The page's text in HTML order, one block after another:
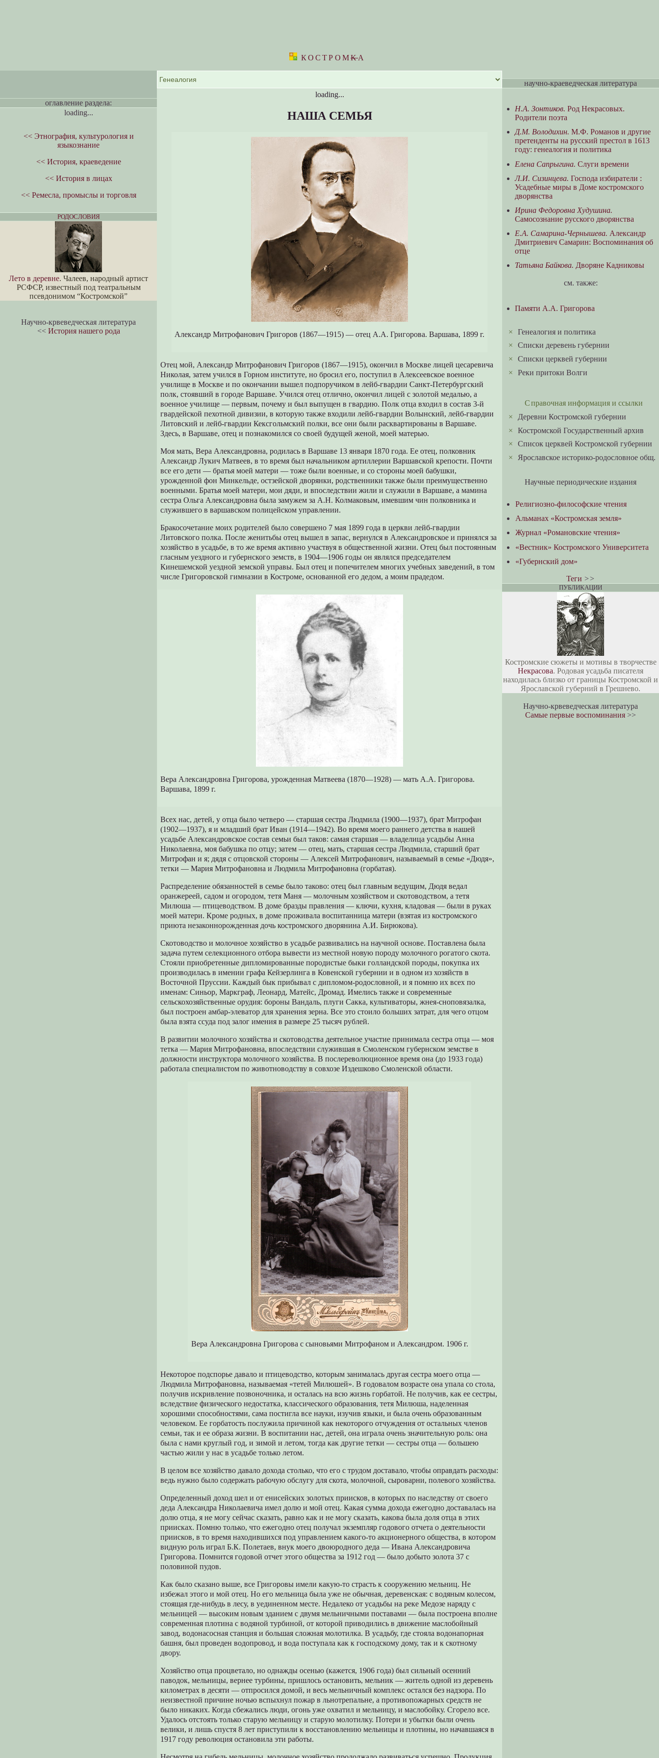
КОСТРОМKА
loading...
НАША СЕМЬЯ
Александр Митрофанович Григоров (1867—1915) — отец А.А. Григорова. Варшава, 1899 г.
Отец мой, Александр Митрофанович Григоров (1867—1915), окончил в Москве лицей цесаревича
Николая, затем учился в Горном институте, но бросил его, поступил в Алексеевское военное
училище в Москве и по окончании вышел подпоручиком в лейб-гвардии Санкт-Петербургский
полк, стоявший в городе Варшаве. Учился отец отлично, окончил лицей с золотой медалью, а
военное училище — первым, почему и был выпущен в гвардию. Полк отца входил в состав 3-й
гвардейской пехотной дивизии, в которую также входили лейб-гвардии Волынский, лейб-гвардии
Литовский и лейб-гвардии Кексгольмский полки, все они были расквартированы в Варшаве.
Здесь, в Варшаве, отец и познакомился со своей будущей женой, моей матерью.
Моя мать, Вера Александровна, родилась в Варшаве 13 января 1870 года. Ее отец, полковник
Александр Лукич Матвеев, в то время был начальником артиллерии Варшавской крепости. Почти
все его дети — братья моей матери — тоже были военные, и со стороны моей бабушки,
урожденной фон Минкельде, остзейской дворянки, родственники также были преимущественно
военными. Братья моей матери, мои дяди, и впоследствии жили и служили в Варшаве, а мамина
сестра Ольга Александровна была замужем за А.Н. Колмаковым, имевшим чин полковника и
служившего в варшавском полицейском управлении.
Бракосочетание моих родителей было совершено 7 мая 1899 года в церкви лейб-гвардии
Литовского полка. После женитьбы отец вышел в запас, вернулся в Александровское и принялся за
хозяйство в усадьбе, в то же время активно участвуя в общественной жизни. Отец был постоянным
гласным уездного и губернского земств, в 1904—1906 годы он являлся председателем
Кинешемской уездной земской управы. Был отец и попечителем многих учебных заведений, в том
числе Григоровской гимназии в Костроме, основанной его дедом, а моим прадедом.
Вера Александровна Григорова, урожденная Матвеева (1870—1928) — мать А.А. Григорова.
Варшава, 1899 г.
Всех нас, детей, у отца было четверо — старшая сестра Людмила (1900—1937), брат Митрофан
(1902—1937), я и младший брат Иван (1914—1942). Во время моего раннего детства в нашей
усадьбе Александровское состав семьи был таков: самая старшая — владелица усадьбы Анна
Николаевна, моя бабушка по отцу; затем — отец, мать, старшая сестра Людмила, старший брат
Митрофан и я; дядя с отцовской стороны — Алексей Митрофанович, называемый в семье «Дюдя»,
тетки — Мария Митрофановна и Людмила Митрофановна (горбатая).
Распределение обязанностей в семье было таково: отец был главным ведущим, Дюдя ведал
оранжереей, садом и огородом, тетя Маня — молочным хозяйством и скотоводством, а тетя
Милюша — птицеводством. В доме бразды правления — ключи, кухня, кладовая — были в руках
моей матери. Кроме родных, в доме проживала воспитанница матери (взятая из костромского
приюта незаконнорожденная дочь костромского дворянина А.И. Бирюкова).
Скотоводство и молочное хозяйство в усадьбе развивались на научной основе. Поставлена была
задача путем селекционного отбора вывести из местной новую породу молочного рогатого скота.
Стояли приобретенные дипломированные породистые быки голландской породы, покупка их
производилась в имении графа Кейзерлинга в Ковенской губернии и в одном из хозяйств в
Восточной Пруссии. Каждый бык прибывал с дипломом-родословной, и я помню их всех по
именам: Синьор, Маркграф, Леонард, Матейс, Дромад. Имелись также и современные
сельскохозяйственные орудия: бороны Вандаль, плуги Сакка, культиваторы, жнея-сноповязалка,
был построен амбар-элеватор для хранения зерна. Все это стоило больших затрат, для чего отцом
была взята ссуда под залог имения в размере 25 тысяч рублей.
В развитии молочного хозяйства и скотоводства деятельное участие принимала сестра отца — моя
тетка — Мария Митрофановна, впоследствии служившая в Смоленском губернском земстве в
должности инструктора молочного хозяйства. В послереволюционное время она (до 1933 года)
работала специалистом по животноводству в совхозе Издешково Смоленской области.
Вера Александровна Григорова с сыновьями Митрофаном и Александром. 1906 г.
Некоторое подспорье давало и птицеводство, которым занималась другая сестра моего отца —
Людмила Митрофановна, называемая «тетей Милюшей». В годовалом возрасте она упала со стола,
получив искривление позвоночника, и осталась на всю жизнь горбатой. Не получив, как ее сестры,
вследствие физического недостатка, классического образования, тетя Милюша, наделенная
хорошими способностями, сама постигла все науки, изучив языки, и была очень образованным
человеком. Ее горбатость послужила причиной как некоторого отчуждения от остальных членов
семьи, так и ее образа жизни. В воспитании нас, детей, она играла очень значительную роль: она
была с нами круглый год, и зимой и летом, тогда как другие тетки — сестры отца — большею
частью жили у нас в усадьбе только летом.
В целом все хозяйство давало дохода столько, что его с трудом доставало, чтобы оправдать расходы:
ведь нужно было содержать рабочую обслугу для скота, молочной, сыроварни, полевого хозяйства.
Определенный доход шел и от енисейских золотых приисков, в которых по наследству от своего
деда Александра Николаевича имел долю и мой отец. Какая сумма дохода ежегодно доставалась на
долю отца, я не могу сейчас сказать, равно как и не могу сказать, какова была доля отца в этих
приисках. Помню только, что ежегодно отец получал экземпляр годового отчета о деятельности
приисков, в то время находившихся под управлением какого-то акционерного общества, в котором
видную роль играл Б.К. Полетаев, внук моего двоюродного деда — Ивана Александровича
Григорова. Помнится годовой отчет этого общества за 1912 год — было добыто золота 37 с
половиной пудов.
Как было сказано выше, все Григоровы имели какую-то страсть к сооружению мельниц. Не
избежал этого и мой отец. Но его мельница была уже не обычная, деревенская: с водяным колесом,
стоящая где-нибудь в лесу, в уединенном месте. Недалеко от усадьбы на реке Медозе наряду с
мельницей — высоким новым зданием с двумя мельничными поставами — была построена вполне
современная плотина с водяной турбиной, от которой приводились в движение маслобойный
завод, водонасосная станция и большая сложная молотилка. В усадьбу, где стояла водонапорная
башня, был проведен водопровод, и вода поступала как к господскому дому, так и к скотному
двору.
Хозяйство отца процветало, но однажды осенью (кажется, 1906 года) был сильный осенний
паводок, мельницы, вернее турбины, пришлось остановить, мельник — житель одной из деревень
километрах в десяти — отпросился домой, и весь мельничный комплекс остался без надзора. По
неизвестной причине ночью вспыхнул пожар в льнотрепальне, а противопожарных средств не
было никаких. Когда сбежались люди, огонь уже охватил и мельницу, и маслобойку. Сгорело все.
Удалось отстоять только старую мельницу и старую молотилку. Потери и убытки были очень
велики, и лишь спустя 8 лет приступили к восстановлению мельницы и плотины, но начавшаяся в
1917 году революция остановила эти работы.
оглавление раздела:
loading...
<< Этнография, культурология и
языкознание
<< История, краеведение
<< История в лицах
<< Ремесла, промыслы и торговля
РОДОСЛОВИЯ
Лето в деревне. Чалеев, народный артист
РСФСР, известный под театральным
псевдонимом “Костромской”
Научно-крвеведческая литература
<< История нашего рода
научно-краеведческая литература
Н.А. Зонтиков. Род Некрасовых.
Родители поэта
Д.М. Володихин. М.Ф. Романов и другие
претенденты на русский престол в 1613
году: генеалогия и политика
Елена Сапрыгина. Слуги времени
Л.И. Сизинцева. Господа избиратели :
Усадебные миры в Доме костромского
дворянства
Ирина Федоровна Худушина.
Самосознание русского дворянства
Е.А. Самарина-Чернышева. Александр
Дмитриевич Самарин: Воспоминания об
отце
Татьяна Байкова. Дворяне Кадниковы
см. также:
Памяти А.А. Григорова
×Генеалогия и политика
×Списки деревень губернии
×Списки церквей губернии
×Реки притоки Волги
Справочная информация и ссылки
Деревни Костромской губернии
×Костромской Государственный архив
×Cписок церквей Костромской губернии
Ярославское историко-родословное общ.
Научные периодические издания
Религиозно-философские чтения
Альманах «Костромская земля»
Журнал «Романовские чтения»
«Вестник» Костромского Университета
«Губернский дом»
Теги >>
ПУБЛИКАЦИИ
Костромские сюжеты и мотивы в творчестве
Некрасова. Родовая усадьба писателя
находилась близко от границы Костромской и
Ярославской губерний в Грешнево.
Научно-крвеведческая литература
Самые первые воспоминания >>